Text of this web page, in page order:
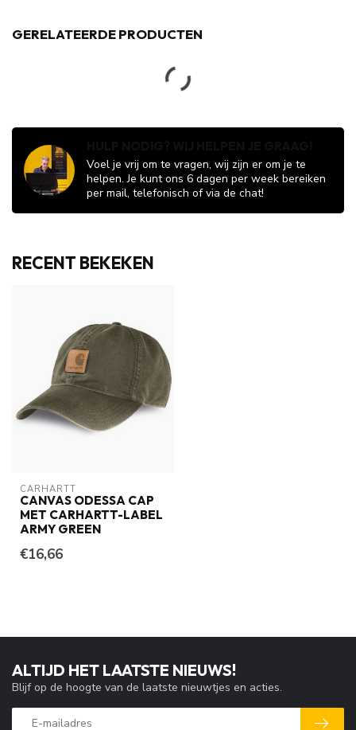
GERELATEERDE PRODUCTEN
Voel je vrij om te vragen, wij zijn er om je te
helpen. Je kunt ons 6 dagen per week bereiken
per mail, telefonisch of via de chat!
RECENT BEKEKEN
CARHARTT
CANVAS ODESSA CAP
MET CARHARTT-LABEL
ARMY GREEN
€16,66
ALTIJD HET LAATSTE NIEUWS!
Blijf op de hoogte van de laatste nieuwtjes en acties.